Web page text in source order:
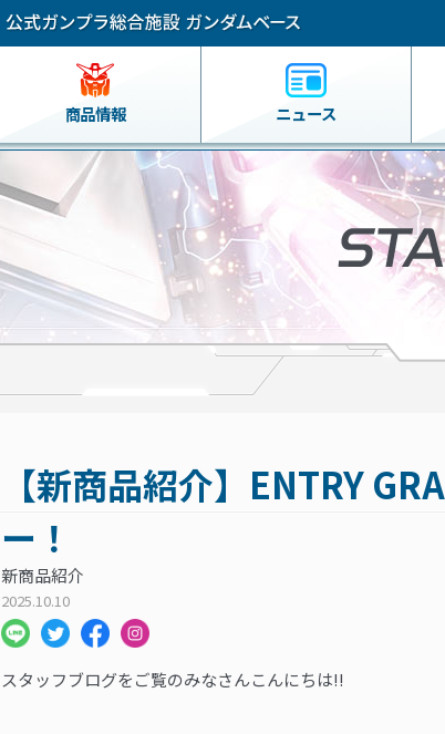
商品情報 ニュース
【新商品紹介】ENTRY
ー！
新商品紹介
2025.10.10
スタッフブログをご覧のみなさんこんにちは!!